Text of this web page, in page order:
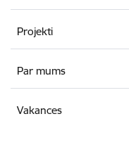
Projekti
Par mums
Vakances